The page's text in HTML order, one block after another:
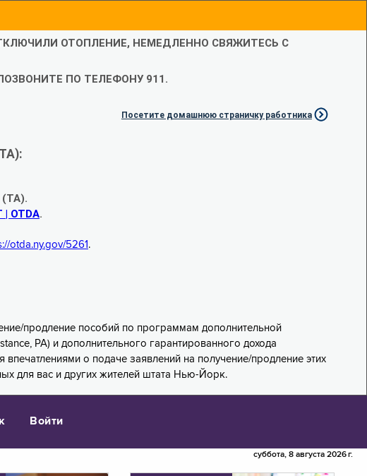
ОТОПЛЕНИЕ, НЕМЕДЛЕННО СВЯЖИТЕСЬ С
ПО ТЕЛЕФОНУ 911.
Посетите домашнюю страничку работника
OTDA.
otda.ny.gov/5261.
продление пособий по программам дополнительной
PA) и дополнительного гарантированного дохода
о подаче заявлений на получение/продление этих
для вас и других жителей штата Нью-Йорк.
Войти
суббота, 8 августа 2026 г.